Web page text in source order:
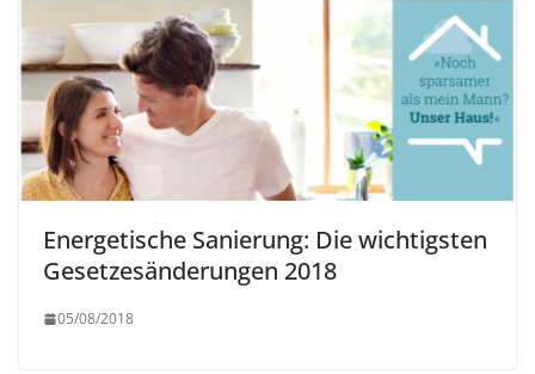
Energetische Sanierung: Die wichtigsten
Gesetzesänderungen 2018
05/08/2018